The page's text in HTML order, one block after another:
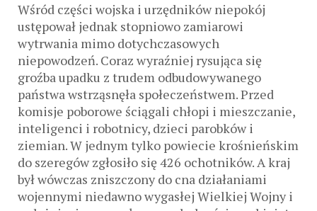
Wśród części wojska i urzędników niepokój
ustępował jednak stopniowo zamiarowi
wytrwania mimo dotychczasowych
niepowodzeń. Coraz wyraźniej rysująca się
groźba upadku z trudem odbudowywanego
państwa wstrząsnęła społeczeństwem. Przed
komisje poborowe ściągali chłopi i mieszczanie,
inteligenci i robotnicy, dzieci parobków i
ziemian. W jednym tylko powiecie krośnieńskim
do szeregów zgłosiło się 426 ochotników. A kraj
był wówczas zniszczony do cna działaniami
wojennymi niedawno wygasłej Wielkiej Wojny i